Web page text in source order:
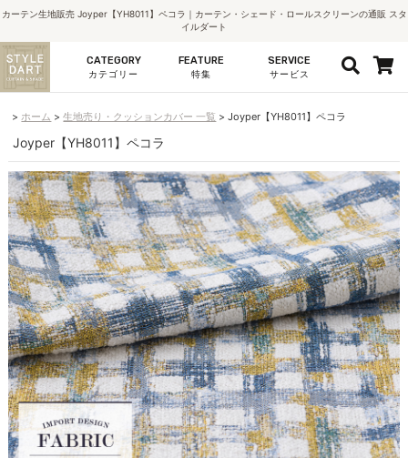
カーテン生地販売 Joyper【YH8011】ペコラ｜カーテン・シェード・ロールスクリーンの通販 スタ
イルダート
CATEGORY
カテゴリー
FEATURE
特集
SERVICE
サービス
ホーム 生地売り・クッションカバー 一覧 Joyper【YH8011】ペコラ
Joyper【YH8011】ペコラ